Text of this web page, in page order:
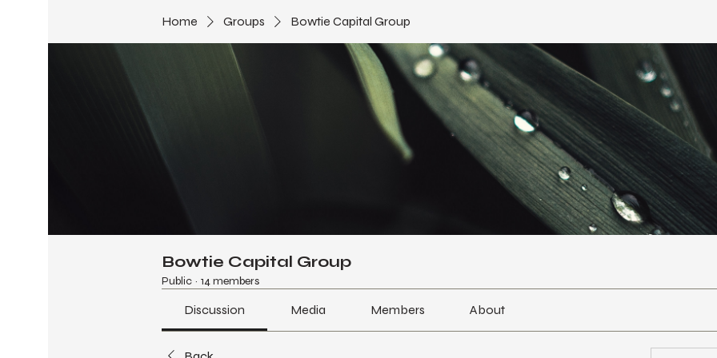
Home Groups Bowtie Capital Group
Bowtie Capital Group
Public · 14 members
Discussion Media Members About